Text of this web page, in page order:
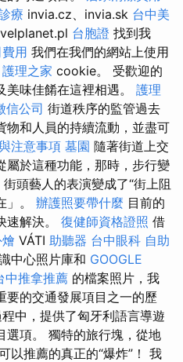
療 invia.cz、invia.sk 台中美
台胞證 找到我
用 我們在我們的網站上使用
護理之家 cookie。 受歡迎的
味佳餚在這裡相遇。 護理
信公司 街道秩序的監管過去
物和人員的持續流動，並盡可
注意事項 墓園 隨著街道上交
屬於這種功能，那時，步行變
頭藝人的表演變成了“街上阻
」。 辦護照要帶什麼 目前的
速解決。 復健師資格證照 借
VÁTI 助聽器 台中眼科 自助
中心照片庫和 GOOGLE
中推拿推薦 的檔案照片，我
要的交通發展項目之一的歷
中，提供了匈牙利語言導遊
選項。 獨特的旅行塊，從地
以推薦的真正的“爆炸”！ 我